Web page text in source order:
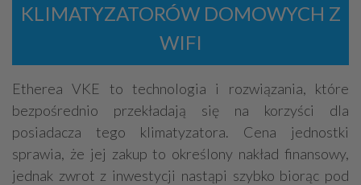
KLIMATYZATORÓW DOMOWYCH Z
WIFI
Etherea VKE to technologia i rozwiązania, które
bezpośrednio przekładają się na korzyści dla
posiadacza tego klimatyzatora. Cena jednostki
sprawia, że jej zakup to określony nakład finansowy,
jednak zwrot z inwestycji nastąpi szybko biorąc pod